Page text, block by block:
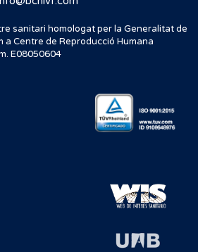
sanitari homologat per la Generalitat de
Centre de Reproducció Humana
E08050604